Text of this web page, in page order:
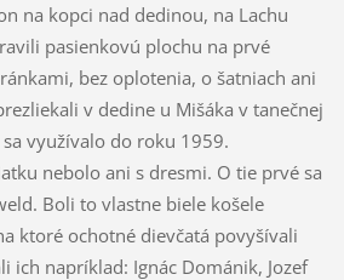
na kopci nad dedinou, na Lachu
pasienkovú plochu na prvé
bez oplotenia, o šatniach ani
v dedine u Mišáka v tanečnej
využívalo do roku 1959.
nebolo ani s dresmi. O tie prvé sa
Boli to vlastne biele košele
ktoré ochotné dievčatá povyšívali
ich napríklad: Ignác Dománik, Jozef